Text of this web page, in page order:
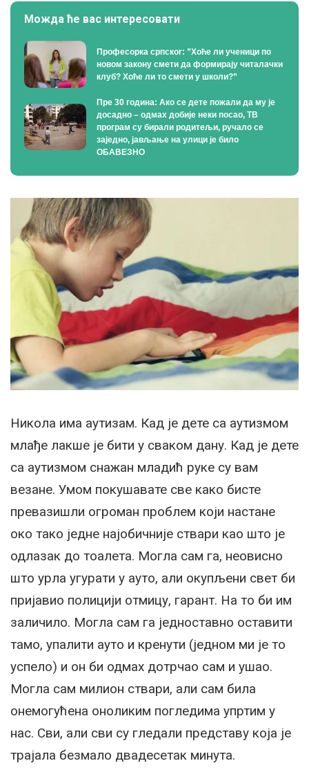
Можда ће вас интересовати
Професорка српског: ”Хоће ли ученици по
новом закону смети да формирају читалачки
клуб? Хоће ли то смети у школи?”
Пре 30 година: Ако се дете пожали да му је
досадно – одмах добије неки посао, ТВ
програм су бирали родитељи, ручало се
заједно, јављање на улици је било
ОБАВЕЗНО
Никола има аутизам. Кад је дете са аутизмом
млађе лакше је бити у сваком дану. Кад је дете
са аутизмом снажан младић руке су вам
везане. Умом покушавате све како бисте
превазишли огроман проблем који настане
око тако једне најобичније ствари као што је
одлазак до тоалета. Могла сам га, неовисно
што урла угурати у ауто, али окупљени свет би
пријавио полицији отмицу, гарант. На то би им
заличило. Могла сам га једноставно оставити
тамо, упалити ауто и кренути (једном ми је то
успело) и он би одмах дотрчао сам и ушао.
Могла сам милион ствари, али сам била
онемогућена оноликим погледима упртим у
нас. Сви, али сви су гледали представу која је
трајала безмало двадесетак минута.